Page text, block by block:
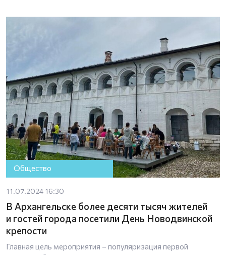
Общество
11.07.2024 16:30
В Архангельске более десяти тысяч жителей
и гостей города посетили День Новодвинской
крепости
Главная цель мероприятия – популяризация первой